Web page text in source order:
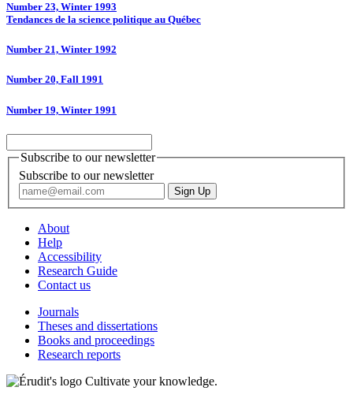
Number 23, Winter 1993
Tendances de la science politique au Québec
Number 21, Winter 1992
Number 20, Fall 1991
Number 19, Winter 1991
Subscribe to our newsletter
Subscribe to our newsletter
About
Help
Accessibility
Research Guide
Contact us
Journals
Theses and dissertations
Books and proceedings
Research reports
Cultivate your knowledge.